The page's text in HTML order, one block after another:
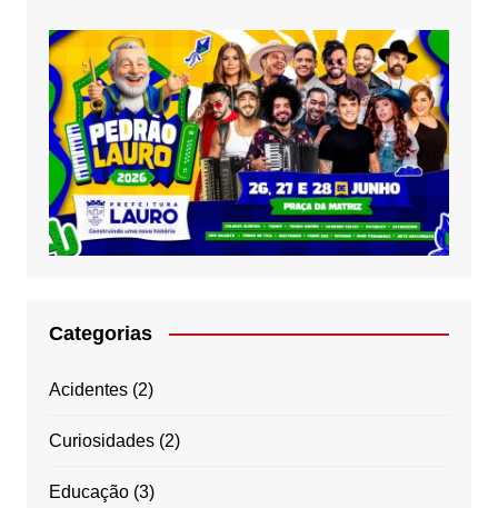
Categorias
Acidentes(2)
Curiosidades(2)
Educação(3)